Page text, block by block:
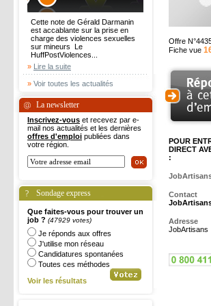
Cette note de Gérald Darmanin
est accablante sur la prise en
charge des violences sexuelles
sur mineurs Le
HuffPostViolences...
» Lire la suite
» Voir toutes les actualités
La newsletter
Inscrivez-vous et recevez par e-
mail nos actualités et les dernières
offres d'emploi publiées dans
votre région.
Sondage express
Que faites-vous pour trouver un
job ? (47929 votes)
Je réponds aux offres
J'utilise mon réseau
Candidatures spontanées
Toutes ces méthodes
Voir les résultats
Offre
Fiche vue
POUR
DIRECT
:
Contact
Adresse
JobArtisans